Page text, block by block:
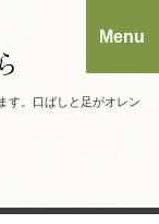
す。口ばしと足がオレン